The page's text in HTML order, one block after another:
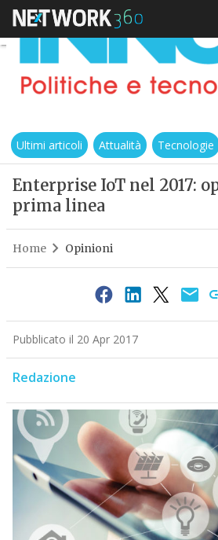
Ultimi articoli Attualità Tecnologie
Enterprise IoT nel 2017:
prima linea
Home Opinioni
Pubblicato il 20 Apr 2017
Redazione